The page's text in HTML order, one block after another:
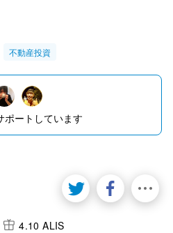
不動産投資
ポートしています
4.10 ALIS